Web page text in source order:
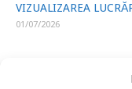
VIZUALIZAREA
01/07/2026